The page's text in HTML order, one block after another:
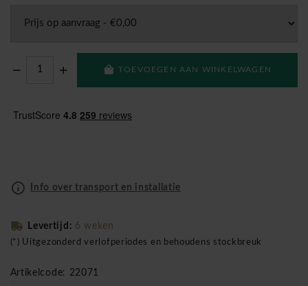
TOEVOEGEN AAN WINKELWAGEN
Info over transport en installatie
Levertijd: 6 weken
(*) Uitgezonderd verlofperiodes en behoudens stockbreuk
Artikelcode: 22071